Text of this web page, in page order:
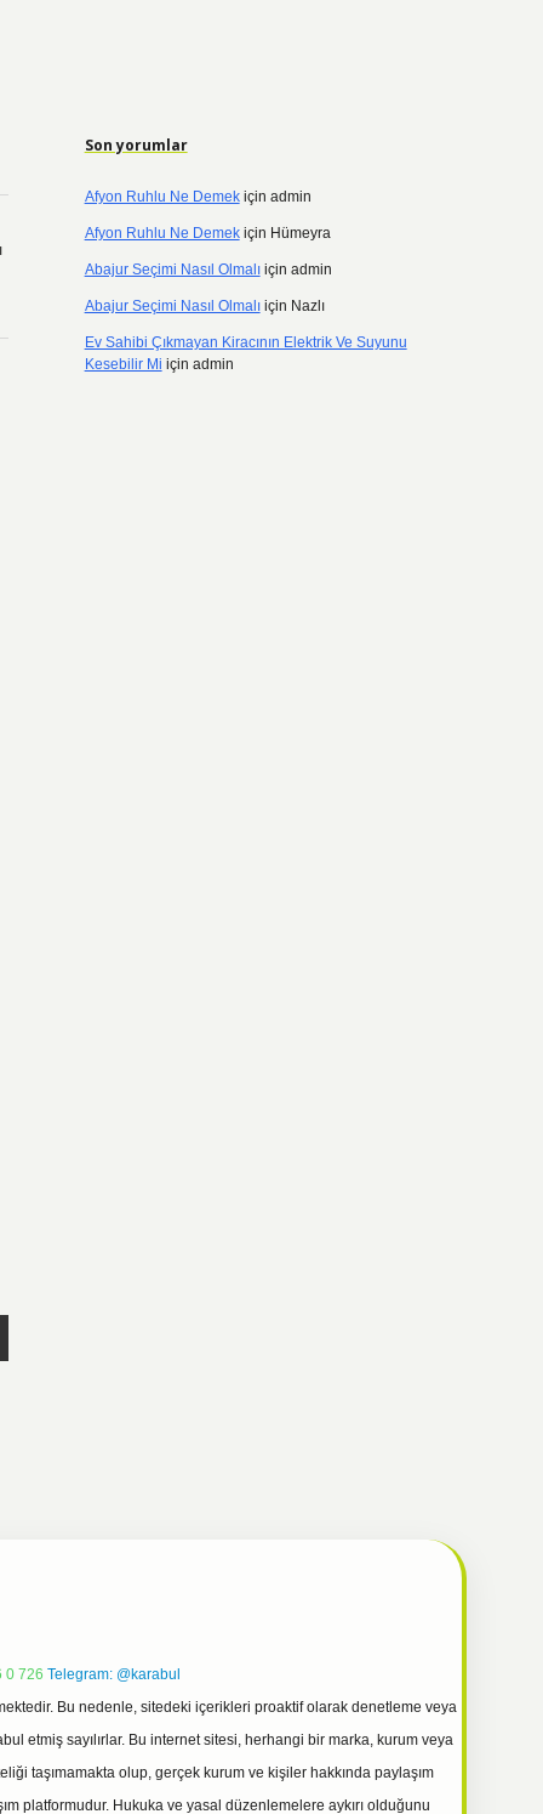
Son yorumlar
Afyon Ruhlu Ne Demekiçin admin
Afyon Ruhlu Ne Demekiçin Hümeyra
Abajur Seçimi Nasıl Olmalıiçin admin
Abajur Seçimi Nasıl Olmalıiçin Nazlı
Ev Sahibi Çıkmayan Kiracının Elektrik Ve Suyunu
Kesebilir Mi için admin
0 726 Telegram: @karabul
Bu nedenle, sitedeki içerikleri proaktif olarak denetleme veya
etmiş sayılırlar. Bu internet sitesi, herhangi bir marka, kurum veya
taşımamakta olup, gerçek kurum ve kişiler hakkında paylaşım
platformudur. Hukuka ve yasal düzenlemelere aykırı olduğunu